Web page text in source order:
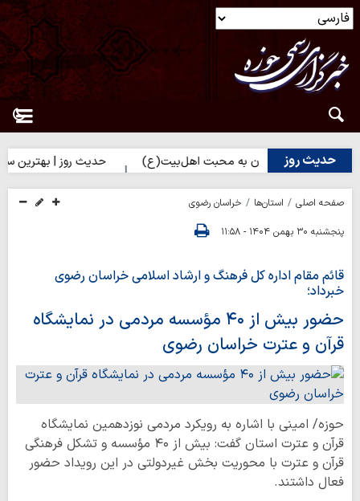
حدیث روز
| راه نزدیک شدن به محبت اهل‌بیت(ع) حدیث روز | بهترین سرمایه
صفحه اصلی استان‌ها
خراسان رضوی
پنجشنبه ۳۰ بهمن ۱۴۰۴ - ۱۱:۵۸
قائم مقام اداره کل فرهنگ و ارشاد اسلامی خراسان رضوی
خبرداد؛
حضور بیش از ۴۰ مؤسسه مردمی در نمایشگاه
قرآن و عترت خراسان رضوی
حوزه/ امینی با اشاره به رویکرد مردمی نوزدهمین نمایشگاه
قرآن و عترت استان گفت: بیش از ۴۰ مؤسسه و تشکل فرهنگی
قرآن و عترت با محوریت بخش غیردولتی در این رویداد حضور
فعال داشتند.